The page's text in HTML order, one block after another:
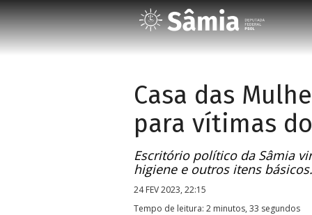
Casa das
para vítimas
Escritório político da Sâmia
higiene e outros itens básicos.
24 FEV 2023, 22:15
Tempo de leitura: 2 minutos, 33 segundos